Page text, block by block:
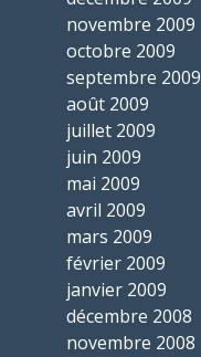
novembre 2009
octobre 2009
septembre 2009
août 2009
juillet 2009
juin 2009
mai 2009
avril 2009
mars 2009
février 2009
janvier 2009
décembre 2008
novembre 2008